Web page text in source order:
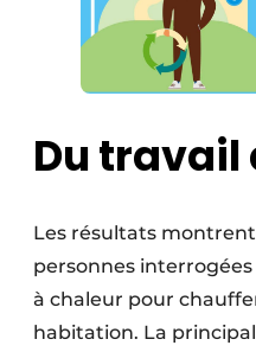
Du travail
Les résultats montrent
personnes
à chaleur pour
habitation. La